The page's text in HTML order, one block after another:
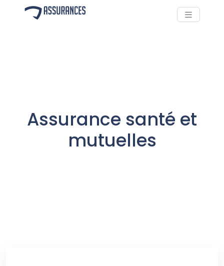
Assurance santé et
mutuelles